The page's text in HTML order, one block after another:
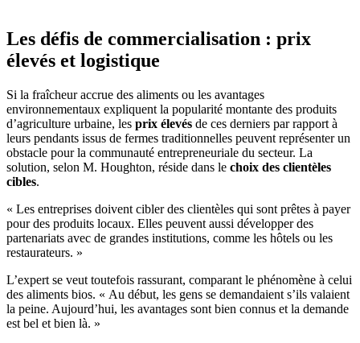
Les défis de commercialisation : prix
élevés et logistique
Si la fraîcheur accrue des aliments ou les avantages
environnementaux expliquent la popularité montante des produits
d’agriculture urbaine, les prix élevés de ces derniers par rapport à
leurs pendants issus de fermes traditionnelles peuvent représenter un
obstacle pour la communauté entrepreneuriale du secteur. La
solution, selon M. Houghton, réside dans le choix des clientèles
cibles.
« Les entreprises doivent cibler des clientèles qui sont prêtes à payer
pour des produits locaux. Elles peuvent aussi développer des
partenariats avec de grandes institutions, comme les hôtels ou les
restaurateurs. »
L’expert se veut toutefois rassurant, comparant le phénomène à celui
des aliments bios. « Au début, les gens se demandaient s’ils valaient
la peine. Aujourd’hui, les avantages sont bien connus et la demande
est bel et bien là. »